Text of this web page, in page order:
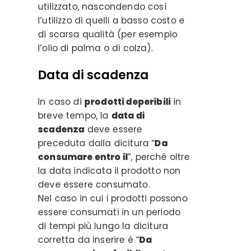
utilizzato, nascondendo così
l’utilizzo di quelli a basso costo e
di scarsa qualità (per esempio
l’olio di palma o di colza).
Data di scadenza
In caso di prodotti deperibili in
breve tempo, la data di
scadenza deve essere
preceduta dalla dicitura “Da
consumare entro il”, perché oltre
la data indicata il prodotto non
deve essere consumato.
Nel caso in cui i prodotti possono
essere consumati in un periodo
di tempi più lungo la dicitura
corretta da inserire è “Da